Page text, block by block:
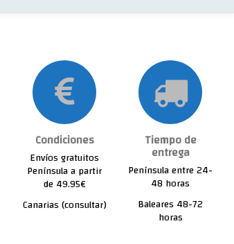
Condiciones
Envíos gratuitos
Península a partir
de 49.95€
Canarias (consultar)
Tiempo de
entrega
Península entre 24-
48 horas
Baleares 48-72
horas